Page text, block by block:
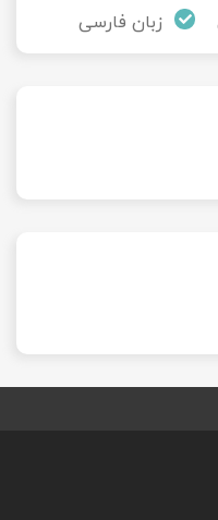
زبان فارسی